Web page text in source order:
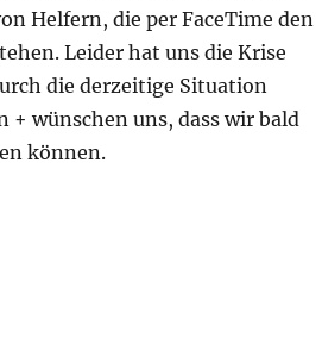
Helfern, die per FaceTime den
Leider hat uns die Krise
die derzeitige Situation
wünschen uns, dass wir bald
können.